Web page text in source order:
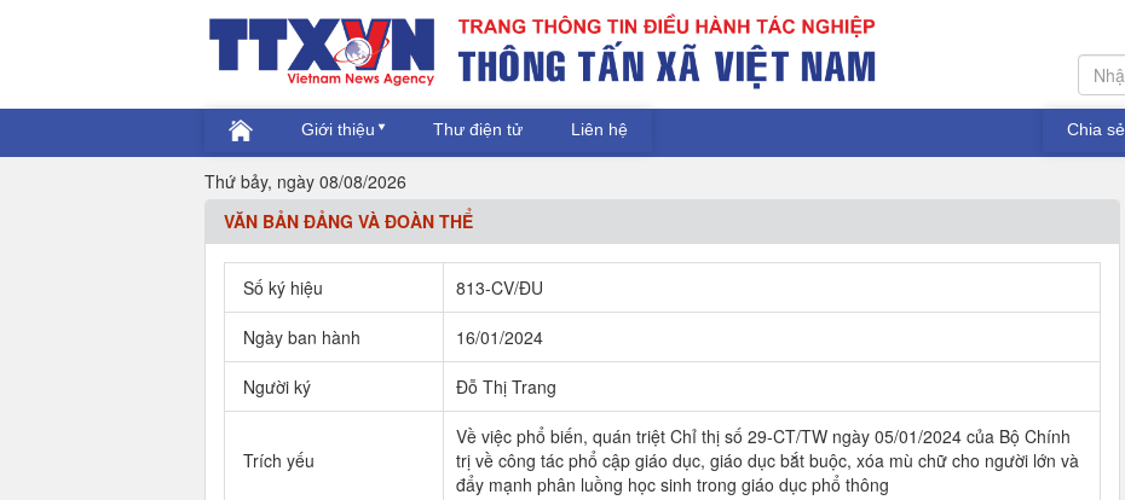
Giới thiệu Thư điện tử Liên hệ Chia sẻ
Thứ bảy, ngày 08/08/2026
VĂN BẢN ĐẢNG VÀ ĐOÀN THỂ
Số ký hiệu 813-CV/ĐU
Ngày ban hành 16/01/2024
Người ký Đỗ Thị Trang
Trích yếu
Về việc phổ biến, quán triệt Chỉ thị số 29-CT/TW ngày 05/01/2024 của Bộ Chính
trị về công tác phổ cập giáo dục, giáo dục bắt buộc, xóa mù chữ cho người lớn và
đẩy mạnh phân luồng học sinh trong giáo dục phổ thông